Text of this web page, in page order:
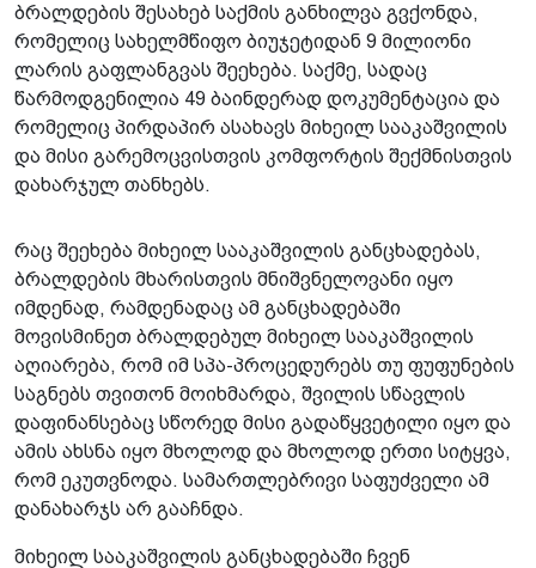
ბრალდების შესახებ საქმის განხილვა გვქონდა,
რომელიც სახელმწიფო ბიუჯეტიდან 9 მილიონი
ლარის გაფლანგვას შეეხება. საქმე, სადაც
წარმოდგენილია 49 ბაინდერად დოკუმენტაცია და
რომელიც პირდაპირ ასახავს მიხეილ სააკაშვილის
და მისი გარემოცვისთვის კომფორტის შექმნისთვის
დახარჯულ თანხებს.
რაც შეეხება მიხეილ სააკაშვილის განცხადებას,
ბრალდების მხარისთვის მნიშვნელოვანი იყო
იმდენად, რამდენადაც ამ განცხადებაში
მოვისმინეთ ბრალდებულ მიხეილ სააკაშვილის
აღიარება, რომ იმ სპა-პროცედურებს თუ ფუფუნების
საგნებს თვითონ მოიხმარდა, შვილის სწავლის
დაფინანსებაც სწორედ მისი გადაწყვეტილი იყო და
ამის ახსნა იყო მხოლოდ და მხოლოდ ერთი სიტყვა,
რომ ეკუთვნოდა. სამართლებრივი საფუძველი ამ
დანახარჯს არ გააჩნდა.
მიხეილ სააკაშვილის განცხადებაში ჩვენ